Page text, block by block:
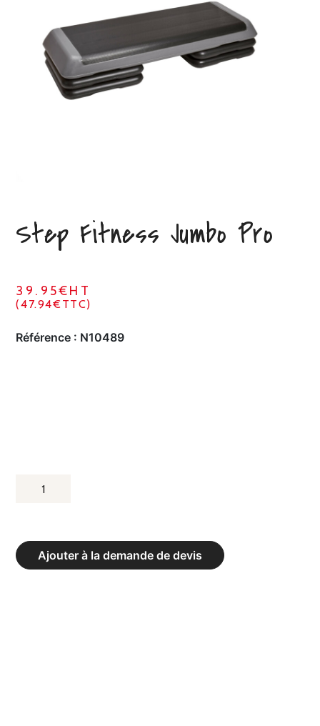
Step Fitness Jumbo Pro
39.95€HT
(47.94€TTC)
Référence : N10489
Ajouter à la demande de devis
QUANTITÉ
FITNESS
JUMBO